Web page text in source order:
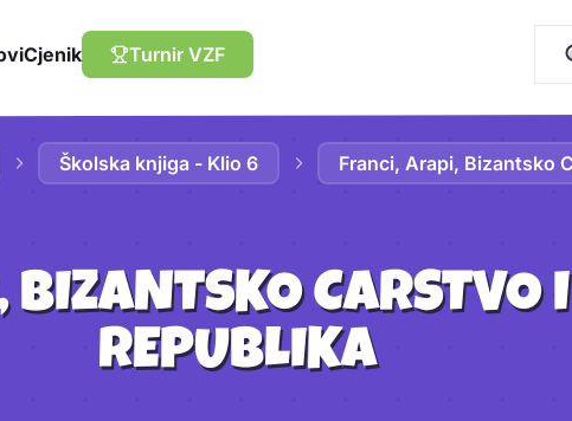
Cjenik Turnir VZF
Školska knjiga - Klio 6 Franci, Arapi, Bizantsko
CARSTVO
REPUBLIKA